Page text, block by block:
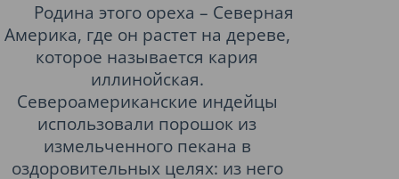
Родина этого ореха – Северная
Америка, где он растет на дереве,
которое называется кария
иллинойская.
Североамериканские индейцы
использовали порошок из
измельченного пекана в
оздоровительных целях: из него